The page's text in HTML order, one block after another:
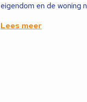
eigendom en de woning
Lees meer